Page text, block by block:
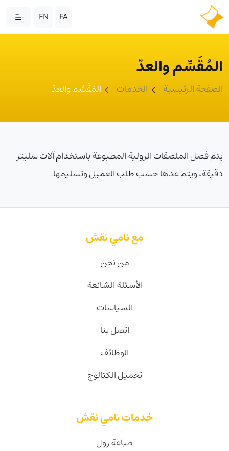
FA
EN
المُقَسِّم والعدّ
الصفحة الرئيسية الخدمات المُقَسِّم والعدّ
يتم فصل الملصقات الرولية المطبوعة باستخدام آلات سليتر
دقيقة، ويتم عدها حسب طلب العميل وتسليمها.
مع نامي نقش
من نحن
الأسئلة الشائعة
السياسات
اتصل بنا
الوظائف
تحميل الكتالوج
خدمات نامي نقش
طباعة رول